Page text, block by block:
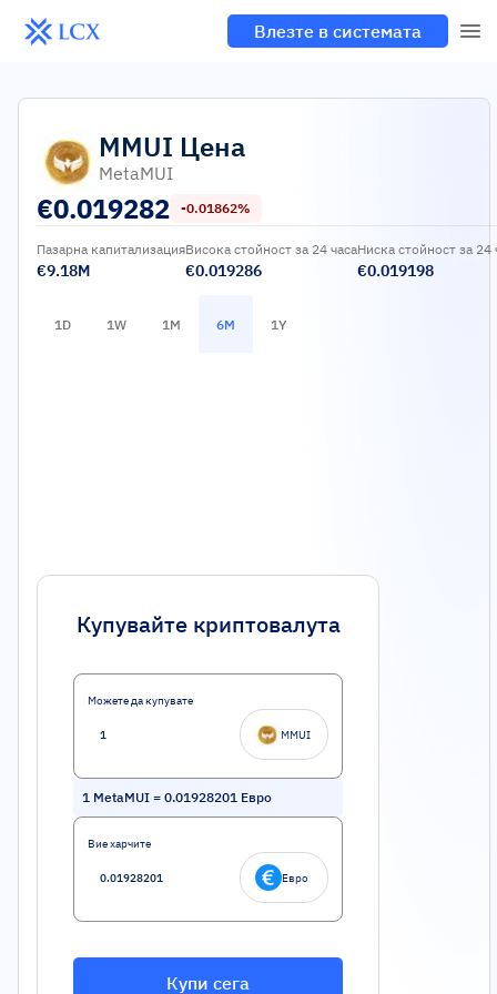
Влезте в системата
MMUI Цена
MetaMUI
€0.019282 -0.01862%
Пазарна капитализация
€9.18M
Висока стойност за 24 часа
€0.019286
Ниска стойност за 24
€0.019198
1D 1W 1M 6M 1Y
Купувайте криптовалута
Можете да купувате
MMUI
1 MetaMUI = 0.01928201 Евро
Вие харчите
Евро
Купи сега